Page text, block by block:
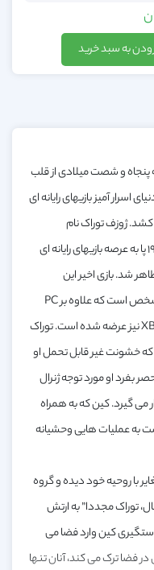
به سبد خرید
و شصت میلادی از قلب
اسرار آمیز بازیهای رایانه ای
ژوزف توراک نام
شخصیتی است که برای اولین بار در سال ۱۹۹۷ پا به عرصه بازیهای رایانه ای
شد. بازی اخیر این
شخصیت یک بازی اکشن – حادثه ای – اول شخص است که علاوه بر PC
برای کنسول های XBOX360 , Play station3 نیز عرضه شده است. توراک
که خشونت غیر قابل تحمل او
بفرد او مورد توجه ژنرال
می گیرد. کین که به همراه
به عملیات هایی وحشیانه
با روحیه خود دیده و گروه
توراک مجددا” به ارتش
کین وارد فضا می
فضا ترک می کند، آنان تنها